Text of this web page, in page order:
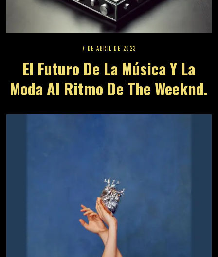
7 DE ABRIL DE 2023
El Futuro De La Música Y La
Moda Al Ritmo De The Weeknd.